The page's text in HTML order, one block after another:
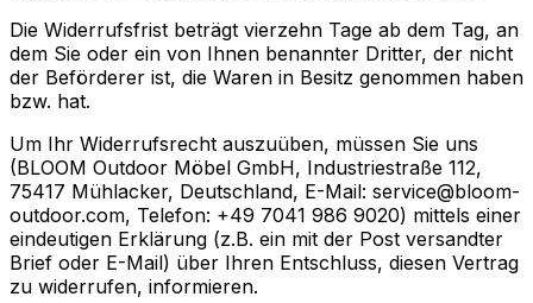
Die Widerrufsfrist beträgt vierzehn Tage ab dem Tag, an
dem Sie oder ein von Ihnen benannter Dritter, der nicht
der Beförderer ist, die Waren in Besitz genommen haben
bzw. hat.
Um Ihr Widerrufsrecht auszuüben, müssen Sie uns
(BLOOM Outdoor Möbel GmbH, Industriestraße 112,
75417 Mühlacker, Deutschland, E-Mail: service@bloom-
outdoor.com, Telefon: +49 7041 986 9020) mittels einer
eindeutigen Erklärung (z.B. ein mit der Post versandter
Brief oder E-Mail) über Ihren Entschluss, diesen Vertrag
zu widerrufen, informieren.